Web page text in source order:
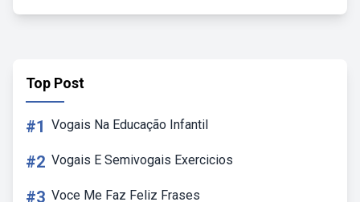
Top Post
#1 Vogais Na Educação Infantil
#2 Vogais E Semivogais Exercicios
#3 Voce Me Faz Feliz Frases